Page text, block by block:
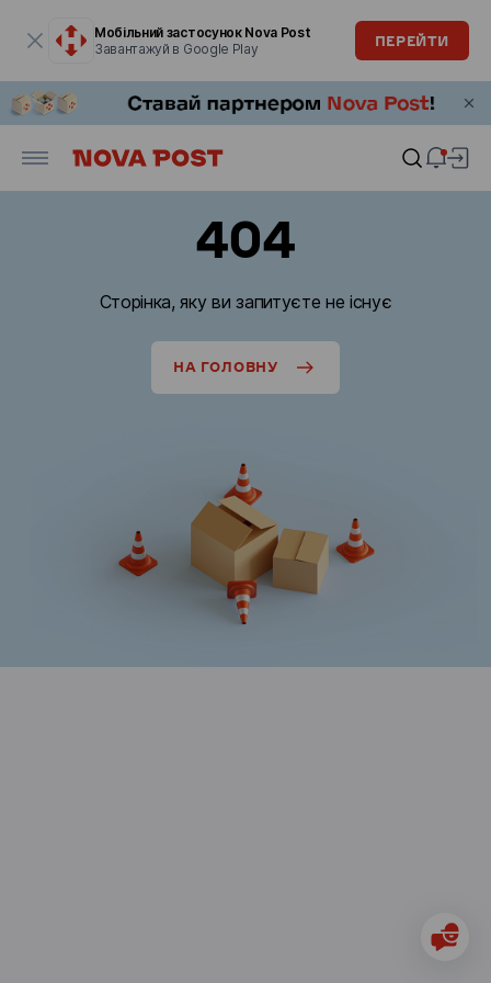
Мобільний застосунок Nova Post
Завантажуй в Google Play
ПЕРЕЙТИ
404
Сторінка, яку ви запитуєте не існує
НА ГОЛОВНУ